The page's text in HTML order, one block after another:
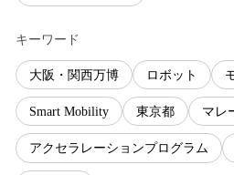
キーワード
大阪・関西万博 ロボット
Smart Mobility 東京都 マレ
アクセラレーションプログラム